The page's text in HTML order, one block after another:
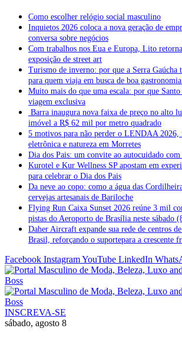
Como escolher relógio social masculino
Inquietos 2026 coloca a nova geração de
conversa sobre negócios
Com trabalhos nos Eua e Europa, Lito
exposição de street art
Turismo de inverno: por que a Serra Gaúcha
para quem viaja em busca de boa gastronomia
Muito mais do que uma escala: por que
viagem exclusiva
Barra inaugura nova faixa de preço no alto
imóvel a R$ 62 mil por metro quadrado
5 motivos para não perder o LENDAA 2026,
eletrônica e natureza em Morretes
Dia dos Pais: um convite ao autocuidado
Kurotel e Kur Wellness SP apostam em
para celebrar o Dia dos Pais
Da neve ao copo: como a água das
cervejas artesanais de Bariloche
Flying Run Caixa Sunset 2026 reúne 3 mil
pistas do Aeroporto de Brasília neste sábado
Daher Aircraft expande sua rede de centros
Brasil, reforçando o suportepara a crescente
Facebook InstagramYouTube LinkedIn
INSCREVA-SE
sábado, agosto 8